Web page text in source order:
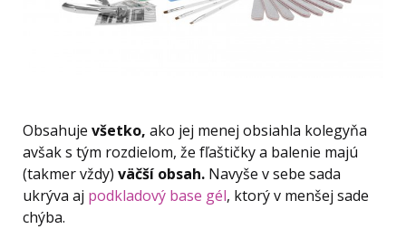
Obsahuje všetko, ako jej menej obsiahla kolegyňa
avšak s tým rozdielom, že fľaštičky a balenie majú
(takmer vždy) väčší obsah. Navyše v sebe sada
ukrýva aj podkladový base gél, ktorý v menšej sade
chýba.